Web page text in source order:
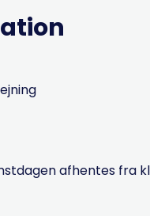
afhentes fra kl.